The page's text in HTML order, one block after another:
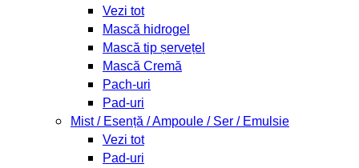
Vezi tot
Mască hidrogel
Mască tip șervețel
Mască Cremă
Pach-uri
Pad-uri
Mist / Esență / Ampoule / Ser / Emulsie
Vezi tot
Pad-uri